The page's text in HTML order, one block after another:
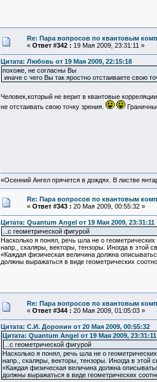
Re: Пара вопросов по квантовым
« Ответ #342 : 19 Мая 2009, 23:31:11 »
Цитата: Любовь от 19 Мая 2009, 22:15:18
похоже, не согласны Вы
иначе с чего Вы так яростно отстаиваете свою
Человек,который не верит в квантовые
не отстаивать свою точку зрения.
«Осенний Ангел прячется в дождях. В листве
Re: Пара вопросов по квантовым
« Ответ #343 : 20 Мая 2009, 00:55:32 »
Цитата: Quantum Angel от 19 Мая 2009, 23:31:11
...с геометрической фигурой
Насколько я понял, речь шла не о
напр., скаляры, векторы, тензоры. Иногда в этой
«Каждая физическая величина должна
должны выражаться в виде геометрических
Re: Пара вопросов по квантовым
« Ответ #344 : 20 Мая 2009, 01:05:03 »
Цитата: С.И. Доронин от 20 Мая 2009, 00:55:32
Цитата: Quantum Angel от 19 Мая 2009, 23:31:11
...с геометрической фигурой
Насколько я понял, речь шла не о
напр., скаляры, векторы, тензоры. Иногда в этой
«Каждая физическая величина должна
должны выражаться в виде геометрических